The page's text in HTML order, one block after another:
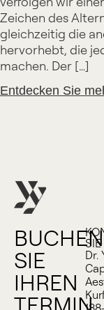
Zeichen des
gleichzeitig die
hervorhebt, die
machen. Der […]
Entdecken Sie
BUCHEN
SIE
IHREN
TERMIN
SIE
Dr.